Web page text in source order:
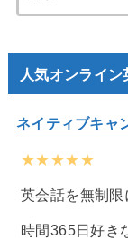
人気オンライン
ネイティブキャ
★★★★★
英会話を無制
時間365日好き